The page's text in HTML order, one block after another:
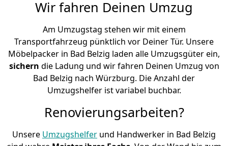
Wir fahren Deinen Umzug
Am Umzugstag stehen wir mit einem
Transportfahrzeug pünktlich vor Deiner Tür. Unsere
Möbelpacker in Bad Belzig laden alle Umzugsgüter ein,
sichern die Ladung und wir fahren Deinen Umzug von
Bad Belzig nach Würzburg. Die Anzahl der
Umzugshelfer ist variabel buchbar.
Renovierungsarbeiten?
Unsere Umzugshelfer und Handwerker in Bad Belzig